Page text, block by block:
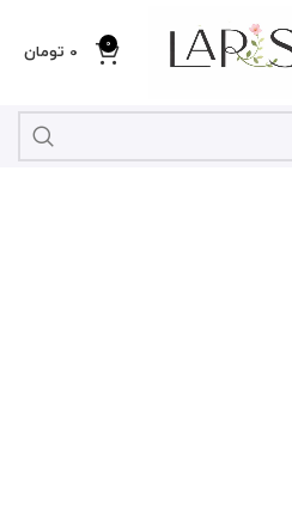
0
0 تومان